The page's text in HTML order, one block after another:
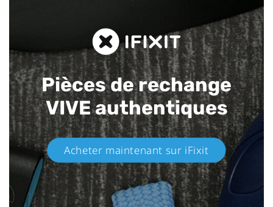
Pièces de rechange
VIVE authentiques​
Acheter maintenant sur iFixit​